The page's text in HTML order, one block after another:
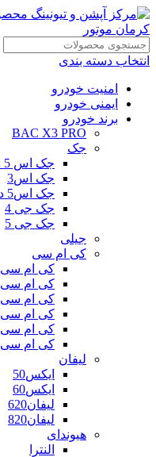
انتخاب دسته بندی
امنیت خودرو
ایمنی خودرو
برند خودرو
BAC X3 PRO
جک
جک اس 5 اتومات
جک اس3
جک اس5 دنده ای
جک جی 4
جک جی 5
جیلی
کی ام سی
کی ام سی A5
کی ام سی J7
کی ام سی K7
کی ام سی T8
کی ام سی T9
کی ام سی X5
لیفان
ایکس50
ایکس60
لیفان620
لیفان820
هیوندای
النترا